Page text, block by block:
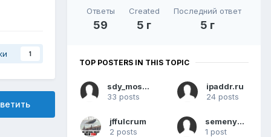
1
Ответы
59
Created
5 г
Последний ответ
5 г
TOP POSTERS IN THIS TOPIC
sdy_moscow
33 posts
ipaddr.ru
24 posts
jffulcrum
2 posts
semenyaka
1 post